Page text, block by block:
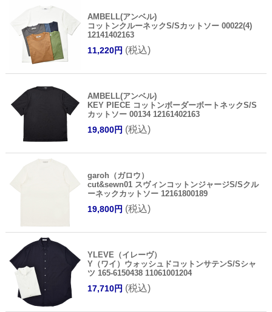
AMBELL(アンベル)
コットンクルーネックS/Sカットソー 00022(4)
12141402163
11,220円 (税込)
AMBELL(アンベル)
KEY PIECE コットンボーダーボートネックS/S
カットソー 00134 12161402163
19,800円 (税込)
garoh（ガロウ）
cut&sewn01 スヴィンコットンジャージS/Sクル
ーネックカットソー 12161800189
19,800円 (税込)
YLEVE（イレーヴ）
Y（ワイ）ウォッシュドコットンサテンS/Sシャ
ツ 165-6150438 11061001204
17,710円 (税込)